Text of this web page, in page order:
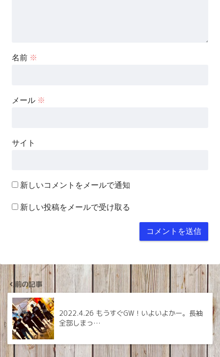
名前 ※
メール ※
サイト
新しいコメントをメールで通知
新しい投稿をメールで受け取る
前の記事
2022.4.26 もうすぐGW！いよいよかー。長袖
全部しまっ…